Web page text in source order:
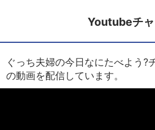
Youtubeチ
ぐっち夫婦の今日なにたべよう?
の動画を配信しています。